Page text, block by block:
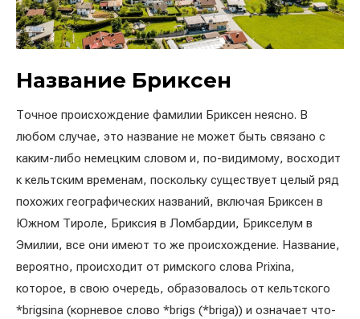
Название Бриксен
Точное происхождение фамилии Бриксен неясно. В
любом случае, это название не может быть связано с
каким-либо немецким словом и, по-видимому, восходит
к кельтским временам, поскольку существует целый ряд
похожих географических названий, включая Бриксен в
Южном Тироле, Бриксия в Ломбардии, Брикселум в
Эмилии, все они имеют то же происхождение. Название,
вероятно, происходит от римского слова Prixina,
которое, в свою очередь, образовалось от кельтского
*brigsina (корневое слово *brigs (*briga)) и означает что-